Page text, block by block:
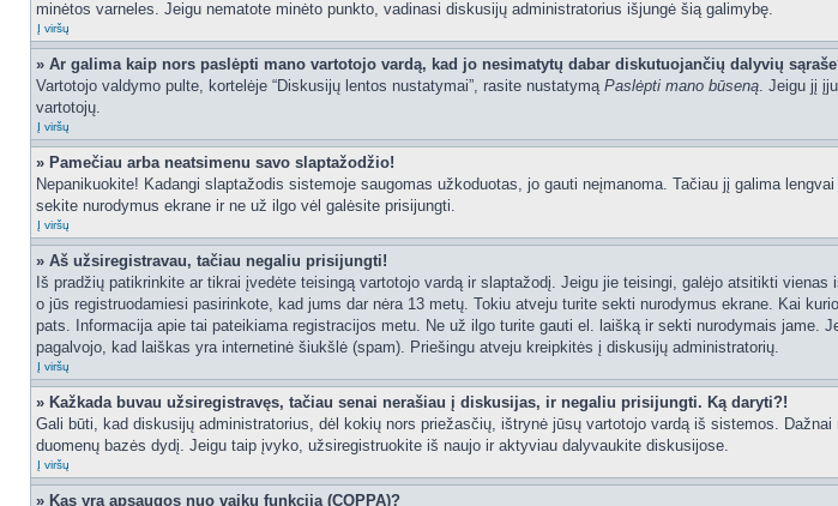
minėtos varneles. Jeigu nematote minėto punkto, vadinasi diskusijų administratorius išjungė šią galimybę.
Į viršų
» Ar galima kaip nors paslėpti mano vartotojo vardą, kad jo nesimatytų dabar diskutuojančių dalyvių
Vartotojo valdymo pulte, kortelėje “Diskusijų lentos nustatymai”, rasite nustatymą Paslėpti mano būseną. Jeigu jį
vartotojų.
Į viršų
» Pamečiau arba neatsimenu savo slaptažodžio!
Nepanikuokite! Kadangi slaptažodis sistemoje saugomas užkoduotas, jo gauti neįmanoma. Tačiau jį galima
sekite nurodymus ekrane ir ne už ilgo vėl galėsite prisijungti.
Į viršų
» Aš užsiregistravau, tačiau negaliu prisijungti!
Iš pradžių patikrinkite ar tikrai įvedėte teisingą vartotojo vardą ir slaptažodį. Jeigu jie teisingi, galėjo atsitikti
o jūs registruodamiesi pasirinkote, kad jums dar nėra 13 metų. Tokiu atveju turite sekti nurodymus ekrane. Kai
pats. Informacija apie tai pateikiama registracijos metu. Ne už ilgo turite gauti el. laišką ir sekti nurodymais jame.
pagalvojo, kad laiškas yra internetinė šiukšlė (spam). Priešingu atveju kreipkitės į diskusijų administratorių.
Į viršų
» Kažkada buvau užsiregistravęs, tačiau senai nerašiau į diskusijas, ir negaliu prisijungti. Ką daryti?!
Gali būti, kad diskusijų administratorius, dėl kokių nors priežasčių, ištrynė jūsų vartotojo vardą iš sistemos.
duomenų bazės dydį. Jeigu taip įvyko, užsiregistruokite iš naujo ir aktyviau dalyvaukite diskusijose.
Į viršų
» Kas yra apsaugos nuo vaikų funkcija (COPPA)?